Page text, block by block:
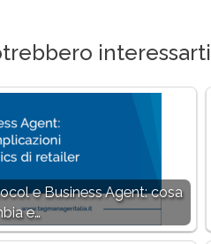
interessarti
e Business Agent: cosa
e…